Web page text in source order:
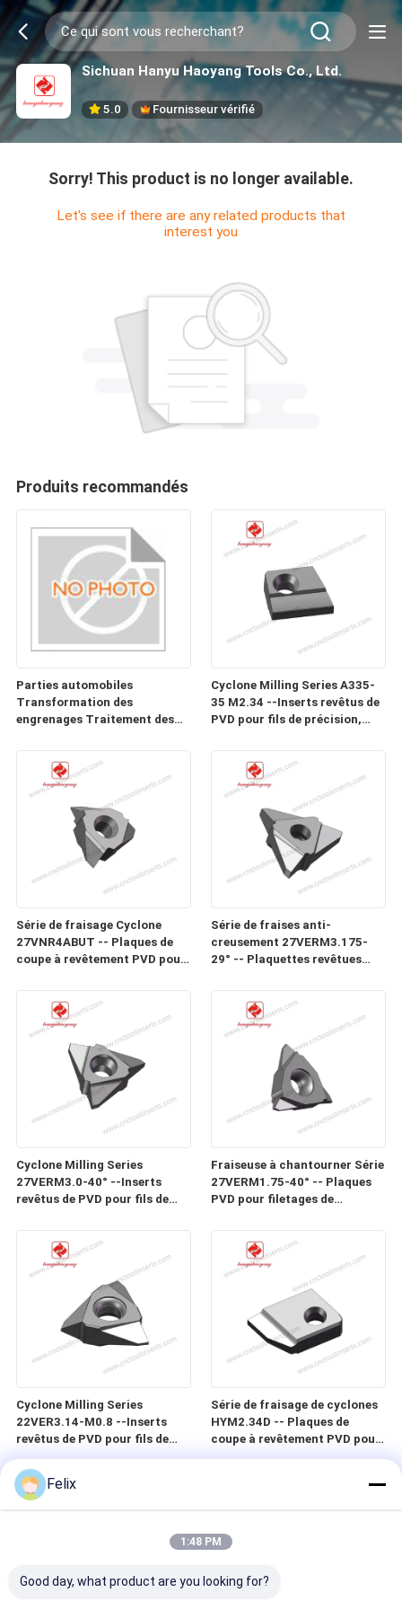
Sichuan Hanyu Haoyang Tools Co., Ltd.
5.0 Fournisseur vérifié
Sorry! This product is no longer available.
Let's see if there are any related products that
interest you
Produits recommandés
Parties automobiles
Transformation des
engrenages Traitement des
Cyclone Milling Series A335-
35 M2.34 --Inserts revêtus de
PVD pour fils de précision,
Série de fraisage Cyclone
27VNR4ABUT -- Plaques de
coupe à revêtement PVD pour
matériaux difficiles à usiner
Série de fraises anti-
creusement 27VERM3.175-
29° -- Plaquettes revêtues
vis à billes dans des matériaux
difficiles à usiner
Cyclone Milling Series
27VERM3.0-40° --Inserts
revêtus de PVD pour fils de
difficiles à usiner
Fraiseuse à chantourner Série
27VERM1.75-40° -- Plaques
PVD pour filetages de
difficiles à usiner
Cyclone Milling Series
22VER3.14-M0.8 --Inserts
revêtus de PVD pour fils de
précision, vers, vis et vis à
billes dans les matériaux
difficiles à usiner
Série de fraisage de cyclones
HYM2.34D -- Plaques de
coupe à revêtement PVD pour
filetages de précision, vis sans
matériaux difficiles à usiner
Felix
1:48 PM
Good day, what product are you looking for?